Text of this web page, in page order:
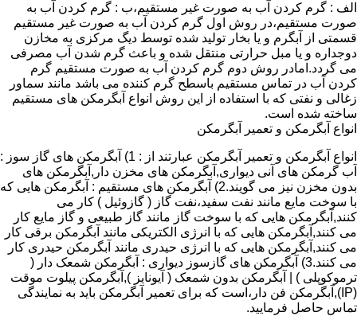
الف : گرم کردن آب به صورت غیر مستقیم،ب : گرم کردن آب به
صورت مستقیم،در روش اول گرم کردن آب به صورت غیر مستقیم
قسمتی از آبگرم و یا بخار تولید شده توسط دیگ مرکزی به مخازن
دوجداره و یا مبل حرارتی منتقل شده و باعث گرم شدن آب مصرفی
می گردد.امادر روش دوم گرم کردن آب به صورت مستقیم گرم
کردن آب در تماس مستقیم باسطح گرم کننده می باشد مانند سماور
زغالی و نفتی که با استفاده از این روش انواع آبگرمکن های مستقیم
ساخته شده است.
انواع آبگرمکن و تعمیر آبگرمکن
انواع آبگرمکن و تعمیر آبگرمکن عبارتند از : 1) آبگرمکن های گاز سوز :
آب گرمکن های آنی دیواری,آبگرمکن های مخزن دار,آبگرمکن های
بدون مخزن نیز می گویند.2) آبگرمکن های مستقیم : آبگرمکن هایی که
با سوخت مایع مانند نفت سفید،نفت گاز ( گازوئیل ) کار می
کنند,آبگرمکن هایی که با سوخت گاز مانند گاز طبیعی و گاز مایع کار
می کنند,آبگرمکن هایی که با انرژی الکتریکی مانند آبگرمکن برقی کار
می کنند,آبگرمکن هایی که با انرژی حیدری مانند آبگرمکن حیدری کار
می کنند.3) آبگرمکن های گازسوز دیواری : آبگرمکن شمعک دار (
ترموکوپلی ) | آبگرمکن بدون شمعک ( آیونایز ),آبگرمکن پیلوت موقت
(IP),آبگرمکن فن دار،است که برای تعمیر آبگرمکن باید به نمایندگی
تماس حاصل فرمایید.